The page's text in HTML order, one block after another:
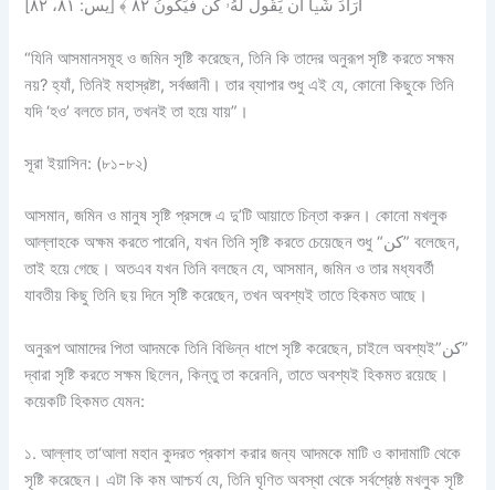
أَرَادَ شَيۡ‍ًٔا أَن يَقُولَ لَهُۥ كُن فَيَكُونُ ٨٢ ﴾ [يس: ٨١، ٨٢]
“যিনি আসমানসমূহ ও জমিন সৃষ্টি করেছেন, তিনি কি তাদের অনুরূপ সৃষ্টি করতে সক্ষম
নয়? হ্যাঁ, তিনিই মহাস্রষ্টা, সর্বজ্ঞানী। তার ব্যাপার শুধু এই যে, কোনো কিছুকে তিনি
যদি ‘হও’ বলতে চান, তখনই তা হয়ে যায়”।
সূরা ইয়াসিন: (৮১-৮২)
আসমান, জমিন ও মানুষ সৃষ্টি প্রসঙ্গে এ দু’টি আয়াতে চিন্তা করুন। কোনো মখলুক
আল্লাহকে অক্ষম করতে পারেনি, যখন তিনি সৃষ্টি করতে চেয়েছেন শুধু “كن” বলেছেন,
তাই হয়ে গেছে। অতএব যখন তিনি বলছেন যে, আসমান, জমিন ও তার মধ্যবর্তী
যাবতীয় কিছু তিনি ছয় দিনে সৃষ্টি করেছেন, তখন অবশ্যই তাতে হিকমত আছে।
অনুরূপ আমাদের পিতা আদমকে তিনি বিভিন্ন ধাপে সৃষ্টি করেছেন, চাইলে অবশ্যই”كن”
দ্বারা সৃষ্টি করতে সক্ষম ছিলেন, কিন্তু তা করেননি, তাতে অবশ্যই হিকমত রয়েছে।
কয়েকটি হিকমত যেমন:
১. আল্লাহ তা‘আলা মহান কুদরত প্রকাশ করার জন্য আদমকে মাটি ও কাদামাটি থেকে
সৃষ্টি করেছেন। এটা কি কম আশ্চর্য যে, তিনি ঘৃণিত অবস্থা থেকে সর্বশ্রেষ্ঠ মখলুক সৃষ্টি